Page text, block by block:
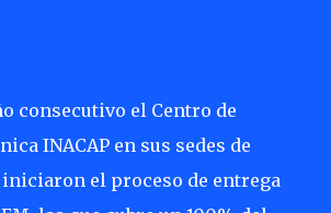
consecutivo el Centro de
INACAP en sus sedes de
el proceso de entrega